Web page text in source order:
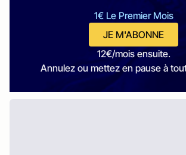
1€ Le Premier Mois
JE M'ABONNE
12€/mois ensuite.
Annulez ou mettez en pause à